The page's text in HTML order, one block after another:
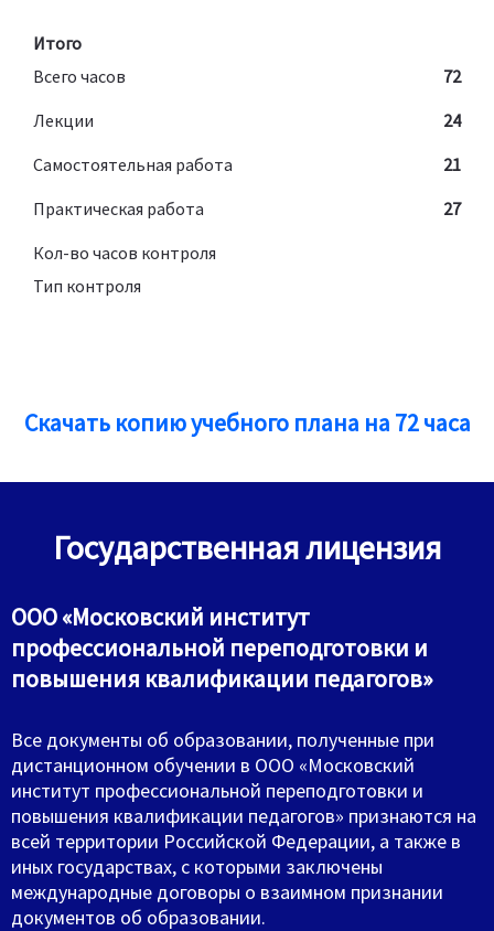
Итого
Всего часов
72
Лекции
24
Самостоятельная работа
21
Практическая работа
27
Кол-во часов контроля
Тип контроля
Скачать копию учебного плана на 72 часа
Государственная лицензия
ООО «Московский институт
профессиональной переподготовки и
повышения квалификации педагогов»
Все документы об образовании, полученные при
дистанционном обучении в ООО «Московский
институт профессиональной переподготовки и
повышения квалификации педагогов» признаются на
всей территории Российской Федерации, а также в
иных государствах, с которыми заключены
международные договоры о взаимном признании
документов об образовании.